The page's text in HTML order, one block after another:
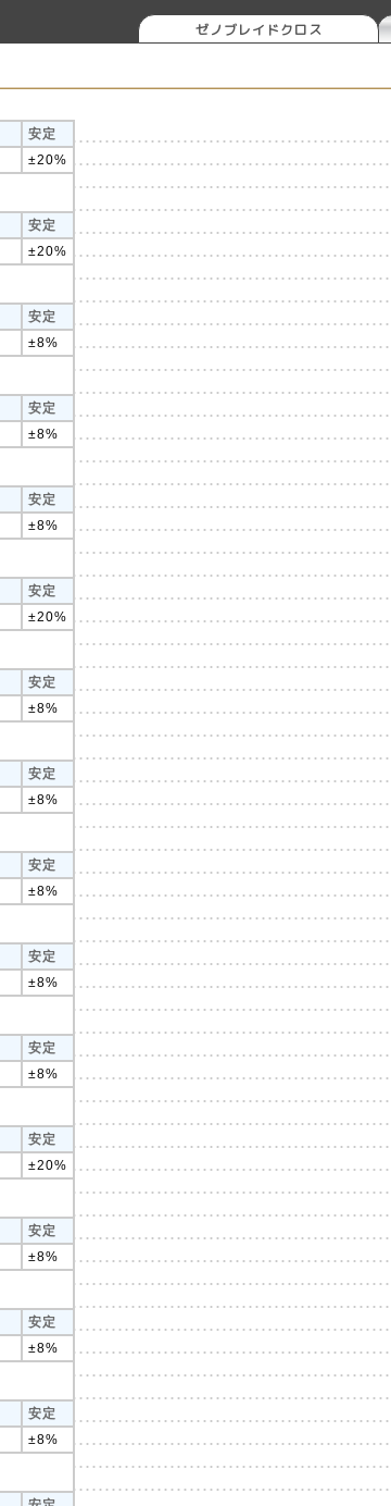
ゼノブレイドクロス
安定
±20%
安定
±20%
安定
±8%
安定
±8%
安定
±8%
安定
±20%
安定
±8%
安定
±8%
安定
±8%
安定
±8%
安定
±8%
安定
±20%
安定
±8%
安定
±8%
安定
±8%